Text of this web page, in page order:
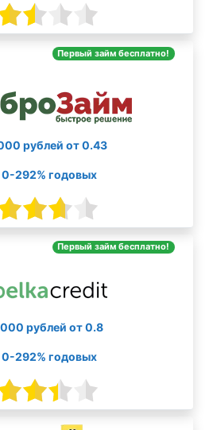
Первый займ бесплатно!
рублей от 0.43
292% годовых
Первый займ бесплатно!
рублей от 0.8
292% годовых